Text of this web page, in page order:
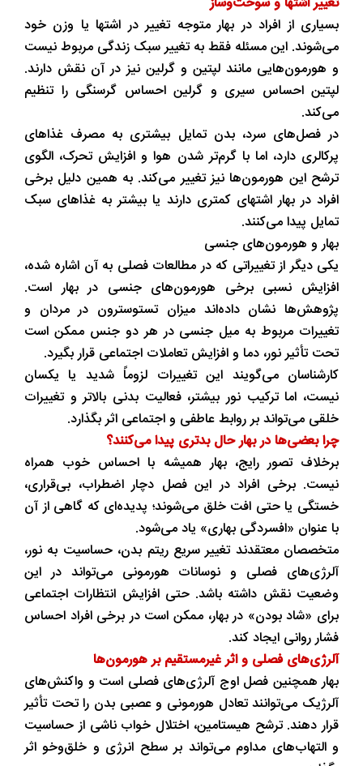
بسیاری از افراد در بهار متوجه تغییر در اشتها یا وزن خود
می‌شوند. این مسئله فقط به تغییر سبک زندگی مربوط نیست
و هورمون‌هایی مانند لپتین و گرلین نیز در آن نقش دارند.
لپتین احساس سیری و گرلین احساس گرسنگی را تنظیم
می‌کند.
در فصل‌های سرد، بدن تمایل بیشتری به مصرف غذاهای
پرکالری دارد، اما با گرم‌تر شدن هوا و افزایش تحرک، الگوی
ترشح این هورمون‌ها نیز تغییر می‌کند. به همین دلیل برخی
افراد در بهار اشتهای کمتری دارند یا بیشتر به غذاهای سبک
تمایل پیدا می‌کنند.
بهار و هورمون‌های جنسی
یکی دیگر از تغییراتی که در مطالعات فصلی به آن اشاره شده،
افزایش نسبی برخی هورمون‌های جنسی در بهار است.
پژوهش‌ها نشان داده‌اند میزان تستوسترون در مردان و
تغییرات مربوط به میل جنسی در هر دو جنس ممکن است
تحت تأثیر نور، دما و افزایش تعاملات اجتماعی قرار بگیرد.
کارشناسان می‌گویند این تغییرات لزوماً شدید یا یکسان
نیست، اما ترکیب نور بیشتر، فعالیت بدنی بالاتر و تغییرات
خلقی می‌تواند بر روابط عاطفی و اجتماعی اثر بگذارد.
چرا بعضی‌ها در بهار حال بدتری پیدا می‌کنند؟
برخلاف تصور رایج، بهار همیشه با احساس خوب همراه
نیست. برخی افراد در این فصل دچار اضطراب، بی‌قراری،
خستگی یا حتی افت خلق می‌شوند؛ پدیده‌ای که گاهی از آن
با عنوان «افسردگی بهاری» یاد می‌شود.
متخصصان معتقدند تغییر سریع ریتم بدن، حساسیت به نور،
آلرژی‌های فصلی و نوسانات هورمونی می‌تواند در این
وضعیت نقش داشته باشد. حتی افزایش انتظارات اجتماعی
برای «شاد بودن» در بهار، ممکن است در برخی افراد احساس
فشار روانی ایجاد کند.
آلرژی‌های فصلی و اثر غیرمستقیم بر هورمون‌ها
بهار همچنین فصل اوج آلرژی‌های فصلی است و واکنش‌های
آلرژیک می‌توانند تعادل هورمونی و عصبی بدن را تحت تأثیر
قرار دهند. ترشح هیستامین، اختلال خواب ناشی از حساسیت
و التهاب‌های مداوم می‌تواند بر سطح انرژی و خلق‌وخو اثر